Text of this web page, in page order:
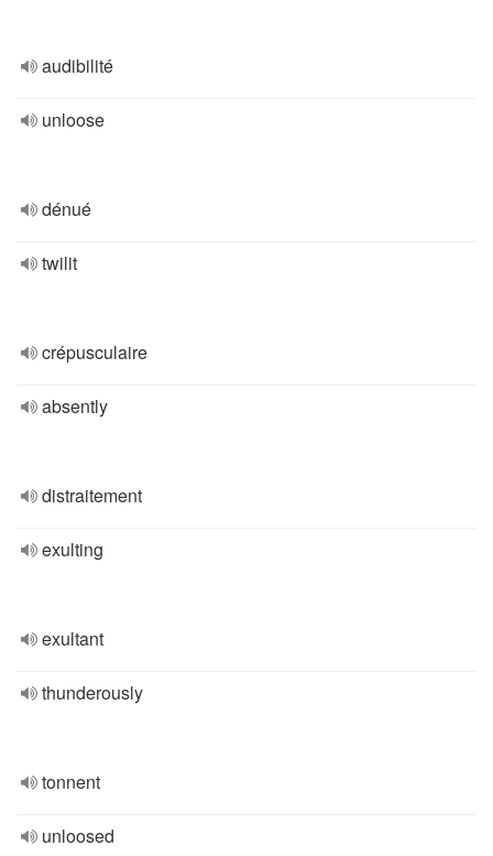
audibilité
unloose
dénué
twilit
crépusculaire
absently
distraitement
exulting
exultant
thunderously
tonnent
unloosed